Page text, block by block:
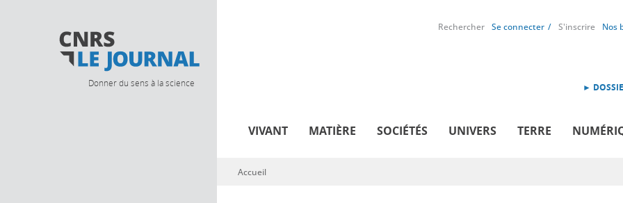
Donner du sens à la science
Rechercher Se connecter S'inscrire Nos
►
VIVANT MATIÈRE SOCIÉTÉS UNIVERS TERRE
Vous êtes ici
Accueil